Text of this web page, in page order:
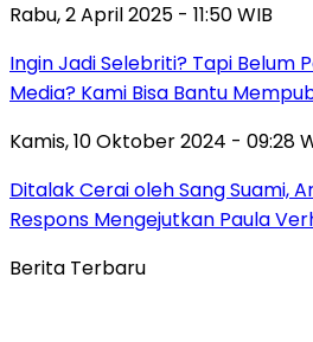
Rabu, 2 April 2025 - 11:50 WIB
Ingin Jadi Selebriti? Tapi Belum
Media? Kami Bisa Bantu
Kamis, 10 Oktober 2024 - 09:28
Ditalak Cerai oleh Sang Suami,
Respons Mengejutkan Paula
Berita Terbaru